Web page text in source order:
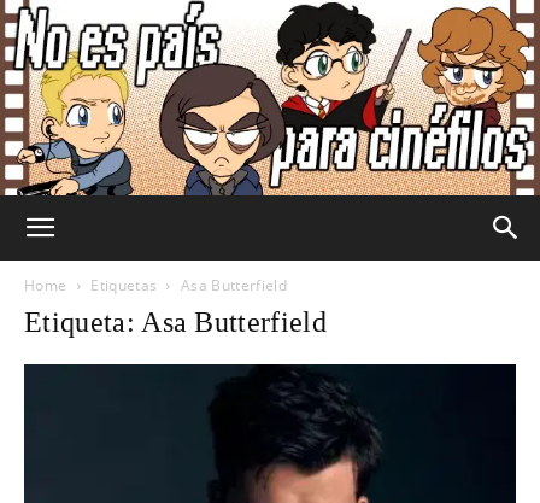
País
Home Etiquetas Asa Butterfield
Etiqueta: Asa Butterfield